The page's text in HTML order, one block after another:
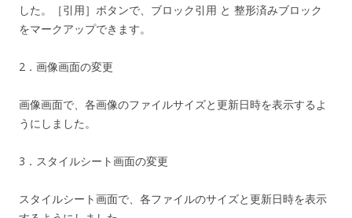
した。［引用］ボタンで、ブロック引用 と 整形済みブロック
をマークアップできます。
2．画像画面の変更
画像画面で、各画像のファイルサイズと更新日時を表示するよ
うにしました。
3．スタイルシート画面の変更
スタイルシート画面で、各ファイルのサイズと更新日時を表示